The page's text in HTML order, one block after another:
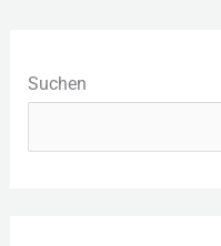
Suchen
a
e